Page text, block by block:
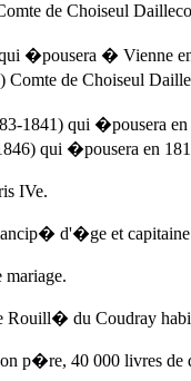
de Choiseul
�pousera � Vienne
de Choiseul
1841) qui �pousera en
qui �pousera en
IVe.
d'�ge et capitaine
du Coudray
40 000 livres de